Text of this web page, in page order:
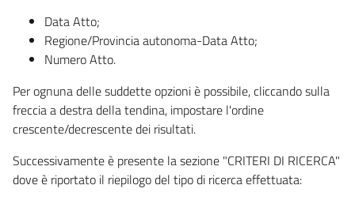
Data Atto;
Regione/Provincia autonoma-Data Atto;
Numero Atto.
Per ognuna delle suddette opzioni è possibile, cliccando sulla
freccia a destra della tendina, impostare l'ordine
crescente/decrescente dei risultati.
Successivamente è presente la sezione "CRITERI DI RICERCA"
dove è riportato il riepilogo del tipo di ricerca effettuata: